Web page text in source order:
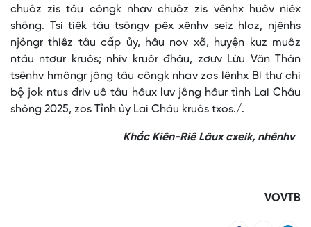
chuôz zis tâu côngk nhav chuôz zis vênhx huôv niêx
shông. Tsi tiêk tâu tsôngv pêx xênhv seiz hloz, njênhs
njôngr thiêz tâu cấp ủy, hâu nov xã, huyện kuz muôz
ntâu ntơưr kruôs; nhiv kruôr đhâu, zơưv Lừu Văn Thân
tsênhv hmôngr jông tâu côngk nhav zos lênhx Bí thư chi
bộ jok ntus đriv uô tâu hâux lưv jông hâur tỉnh Lai Châu
shông 2025, zos Tỉnh ủy Lai Châu kruôs txos./.
Khắc Kiên-Riê Lâux cxeik, nhênhv
VOVTB